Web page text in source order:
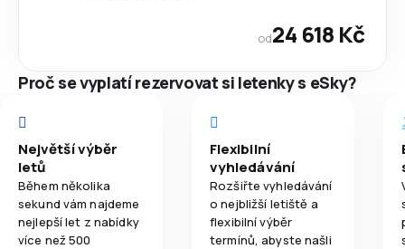
od24 618 Kč
Proč se vyplatí rezervovat si letenky s eSky?
Největší výběr
letů
Během několika
sekund vám najdeme
nejlepší let z nabídky
více než 500
Flexibilní
vyhledávání
Rozšiřte vyhledávání
o nejbližší letiště a
flexibilní výběr
termínů, abyste našli